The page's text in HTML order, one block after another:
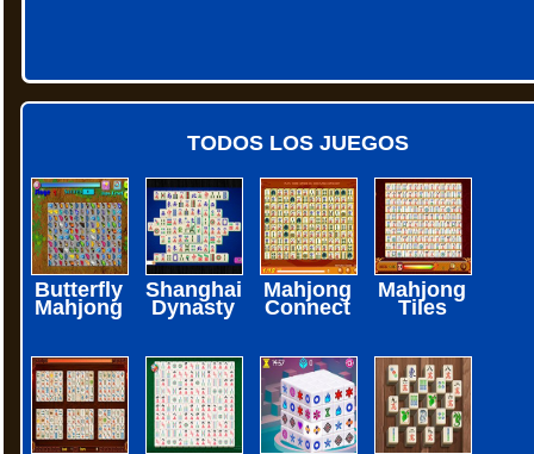
TODOS LOS JUEGOS
Butterfly
Mahjong
Shanghai
Dynasty
Mahjong
Connect
Mahjong
Tiles